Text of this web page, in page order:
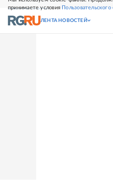
принимаете условия Пользовательского
СВЕЖИЙ НОМЕР
ЛЕНТА НОВОСТЕЙ